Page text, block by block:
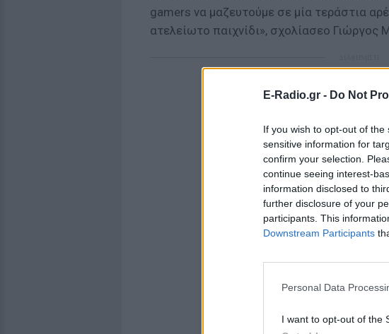
E-Radio.gr - Do Not
If you wish to opt-out of
sensitive information for
confirm your selection.
continue seeing interest-
information disclosed to
further disclosure of your
participants. This
Downstream Participants
Personal Data
I want to opt-out of the
gamers να μαζευτούμε σε μία τεράστια
ατελείωτο παιχνίδι», σχολίασεο Γιώργος